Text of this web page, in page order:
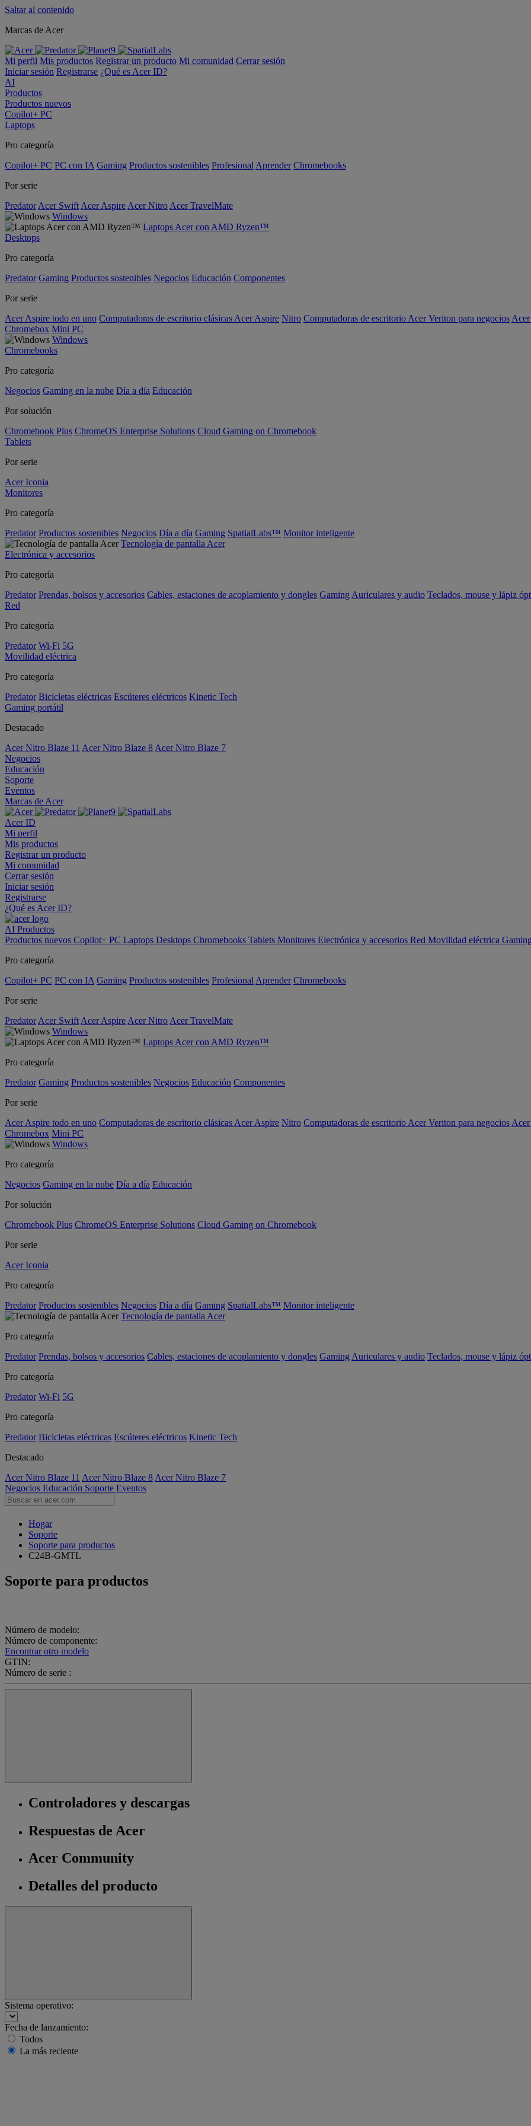
Saltar al contenido
Marcas de Acer
Mi perfil Mis productos Registrar un producto Mi comunidad Cerrar sesión
Iniciar sesión Registrarse ¿Qué es Acer ID?
AI
Productos
Productos nuevos
Copilot+ PC
Laptops
Pro categoría
Copilot+ PC PC con IA Gaming Productos sostenibles Profesional Aprender Chromebooks
Por serie
Predator Acer Swift Acer Aspire Acer Nitro Acer TravelMate
Windows
Laptops Acer con AMD Ryzen™
Desktops
Pro categoría
Predator Gaming Productos sostenibles Negocios Educación Componentes
Por serie
Acer Aspire todo en uno Computadoras de escritorio clásicas Acer Aspire Nitro Computadoras de escritorio Acer Veriton para negocios
Chromebox Mini PC
Windows
Chromebooks
Pro categoría
Negocios Gaming en la nube Día a día Educación
Por solución
Chromebook Plus ChromeOS Enterprise Solutions Cloud Gaming on Chromebook
Tablets
Por serie
Acer Iconia
Monitores
Pro categoría
Predator Productos sostenibles Negocios Día a día Gaming SpatialLabs™ Monitor inteligente
Tecnología de pantalla Acer
Electrónica y accesorios
Pro categoría
Predator Prendas, bolsos y accesorios Cables, estaciones de acoplamiento y dongles Gaming Auriculares y audio Teclados, mouse y lápiz
Red
Pro categoría
Predator Wi-Fi 5G
Movilidad eléctrica
Pro categoría
Predator Bicicletas eléctricas Escúteres eléctricos Kinetic Tech
Gaming portátil
Destacado
Acer Nitro Blaze 11 Acer Nitro Blaze 8 Acer Nitro Blaze 7
Negocios
Educación
Soporte
Eventos
Marcas de Acer
Acer ID
Mi perfil
Mis productos
Registrar un producto
Mi comunidad
Cerrar sesión
Iniciar sesión
Registrarse
¿Qué es Acer ID?
AI Productos
Productos nuevos Copilot+ PC Laptops Desktops Chromebooks Tablets Monitores Electrónica y accesorios Red Movilidad eléctrica
Pro categoría
Copilot+ PC PC con IA Gaming Productos sostenibles Profesional Aprender Chromebooks
Por serie
Predator Acer Swift Acer Aspire Acer Nitro Acer TravelMate
Windows
Laptops Acer con AMD Ryzen™
Pro categoría
Predator Gaming Productos sostenibles Negocios Educación Componentes
Por serie
Acer Aspire todo en uno Computadoras de escritorio clásicas Acer Aspire Nitro Computadoras de escritorio Acer Veriton para negocios
Chromebox Mini PC
Windows
Pro categoría
Negocios Gaming en la nube Día a día Educación
Por solución
Chromebook Plus ChromeOS Enterprise Solutions Cloud Gaming on Chromebook
Por serie
Acer Iconia
Pro categoría
Predator Productos sostenibles Negocios Día a día Gaming SpatialLabs™ Monitor inteligente
Tecnología de pantalla Acer
Pro categoría
Predator Prendas, bolsos y accesorios Cables, estaciones de acoplamiento y dongles Gaming Auriculares y audio Teclados, mouse y lápiz
Pro categoría
Predator Wi-Fi 5G
Pro categoría
Predator Bicicletas eléctricas Escúteres eléctricos Kinetic Tech
Destacado
Acer Nitro Blaze 11 Acer Nitro Blaze 8 Acer Nitro Blaze 7
Negocios Educación Soporte Eventos
Hogar
Soporte
Soporte para productos
C24B-GMTL
Soporte para productos
Número de modelo:
Número de componente:
Encontrar otro modelo
GTIN:
Número de serie :
Controladores y descargas
Respuestas de Acer
Acer Community
Detalles del producto
Sistema operativo:
Fecha de lanzamiento:
Todos
La más reciente